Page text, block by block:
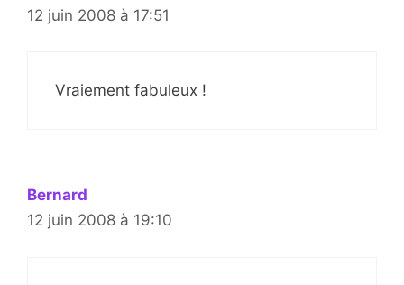
12 juin 2008 à 17:51
Vraiement fabuleux !
Bernard
12 juin 2008 à 19:10